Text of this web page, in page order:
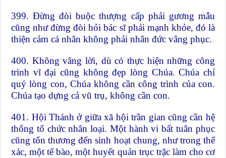
399. Đừng đòi buộc thượng cấp phải gương mẫu
cũng như đừng đòi hỏi bác sĩ phải mạnh khỏe, đó là
thiện cảm cá nhân không phải nhân đức vâng phục.
400. Không vâng lời, dù có thực hiện những công
trình vĩ đại cũng không đẹp lòng Chúa. Chúa chỉ
quý lòng con, Chúa không cần công trình của con.
Chúa tạo dựng cả vũ trụ, không cần con.
401. Hội Thánh ở giữa xã hội trần gian cũng cần hệ
thống tổ chức nhân loại. Một hành vi bất tuân phục
cũng tổn thương đến sinh hoạt chung, như trong thể
xác, một tế bào, một huyết quản trục trặc làm cho cơ